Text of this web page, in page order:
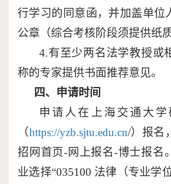
行学习的同意函，并加盖单位
公章（综合考核阶段须提供纸
4.有至少两名法学教授或
称的专家提供书面推荐意见。
四、申请时间
申请人在上海交通大学
（https://yzb.sjtu.edu.cn/）报名
招网首页-网上报名-博士报名
业选择“035100 法律（专业学位